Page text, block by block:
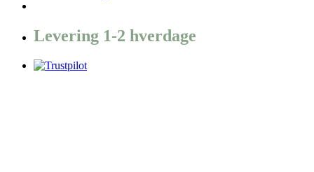
Levering 1-2 hverdage